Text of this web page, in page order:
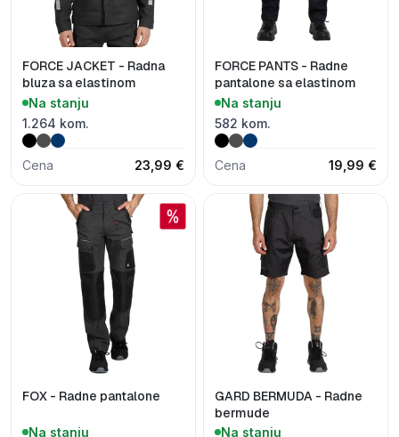
FORCE JACKET - Radna
bluza sa elastinom
Na stanju
1.264 kom.
Cena 23,99 €
FORCE PANTS - Radne
pantalone sa elastinom
Na stanju
582 kom.
Cena 19,99 €
FOX - Radne pantalone
Na stanju
GARD BERMUDA - Radne
bermude
Na stanju